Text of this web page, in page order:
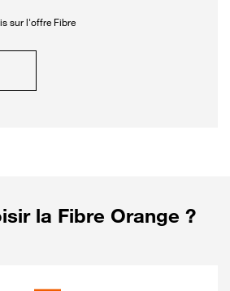
sur l'offre Fibre
la Fibre Orange ?